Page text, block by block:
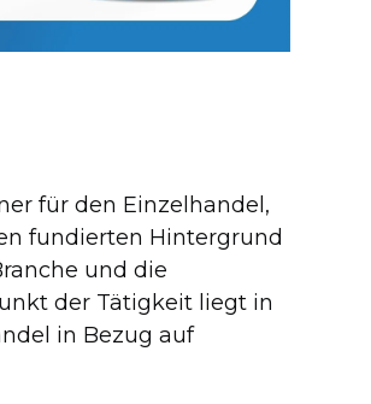
für den Einzelhandel,
fundierten Hintergrund
und die
der Tätigkeit liegt in
in Bezug auf